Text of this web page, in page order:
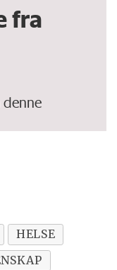
fra
eller kritikk?
HELSE